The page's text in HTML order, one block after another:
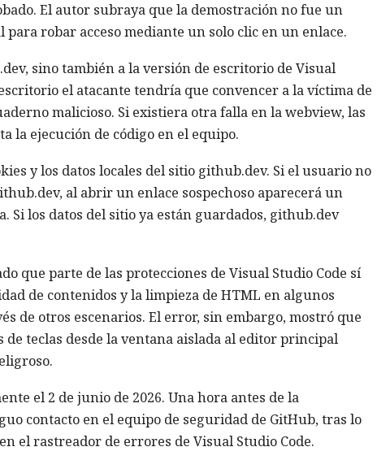
El autor subraya que la demostración no fue un
robar acceso mediante un solo clic en un enlace.
sino también a la versión de escritorio de Visual
el atacante tendría que convencer a la víctima de
malicioso. Si existiera otra falla en la webview, las
la ejecución de código en el equipo.
y los datos locales del sitio github.dev. Si el usuario no
al abrir un enlace sospechoso aparecerá un
Si los datos del sitio ya están guardados, github.dev
que parte de las protecciones de Visual Studio Code sí
de contenidos y la limpieza de HTML en algunos
de otros escenarios. El error, sin embargo, mostró que
teclas desde la ventana aislada al editor principal
el 2 de junio de 2026. Una hora antes de la
contacto en el equipo de seguridad de GitHub, tras lo
el rastreador de errores de Visual Studio Code.